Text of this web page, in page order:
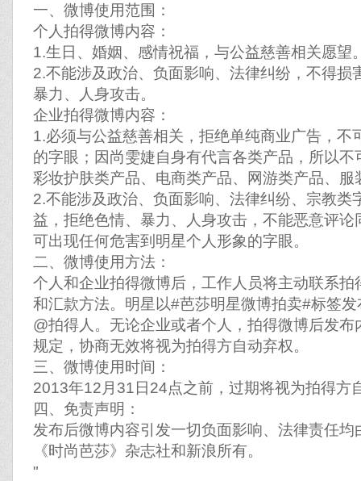
一、微博使用范围：
个人拍得微博内容：
1.生日、婚姻、感情祝福，与公益慈善相关愿望
2.不能涉及政治、负面影响、法律纠纷，不得损
暴力、人身攻击。
企业拍得微博内容：
1.必须与公益慈善相关，拒绝单纯商业广告，不
的字眼；因尚雯婕自身有代言各类产品，所以
彩妆护肤类产品、电商类产品、网游类产品、服
2.不能涉及政治、负面影响、法律纠纷、宗教类
益，拒绝色情、暴力、人身攻击，不能恶意评
可出现任何危害到明星个人形象的字眼。
二、微博使用方法：
个人和企业拍得微博后，工作人员将主动联系
和汇款方法。明星以#芭莎明星微博拍卖#标签
@拍得人。无论企业或者个人，拍得微博后发
规定，协商无效将视为拍得方自动弃权。
三、微博使用时间：
2013年12月31日24点之前，过期将视为拍得方
四、免责声明：
发布后微博内容引发一切负面影响、法律责任
《时尚芭莎》杂志社和新浪所有。
"